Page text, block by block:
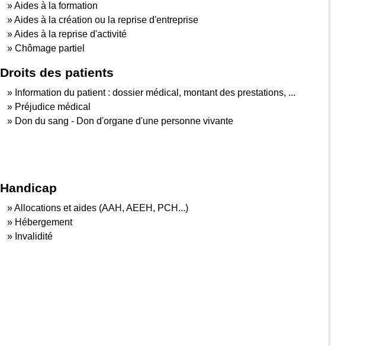
Aides à la formation
Aides à la création ou la reprise d'entreprise
Aides à la reprise d'activité
Chômage partiel
Droits des patients
Information du patient : dossier médical, montant des prestations, ...
Préjudice médical
Don du sang - Don d'organe d'une personne vivante
Handicap
Allocations et aides (AAH, AEEH, PCH...)
Hébergement
Invalidité